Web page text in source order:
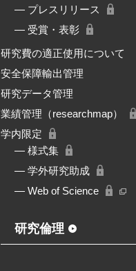
― プレスリリース
― 受賞・表彰
研究費の適正使用について
安全保障輸出管理
研究データ管理
業績管理（researchmap）
学内限定
― 様式集
― 学外研究助成
― Web of Science
研究倫理